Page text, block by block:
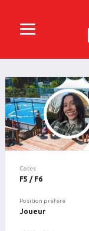
Cotes
F5 / F6
Position préféré
Joueur